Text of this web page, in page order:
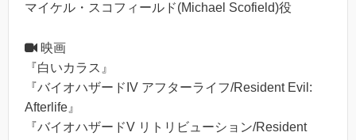
マイケル・スコフィールド(Michael Scofield)役
映画
『白いカラス』
『バイオハザードIV アフターライフ/Resident Evil:
Afterlife』
『バイオハザードV リトリビューション/Resident